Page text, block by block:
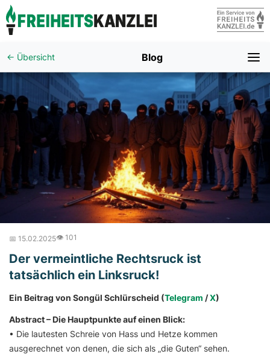
← Übersicht Blog
📅 15.02.2025👁️ 101
Der vermeintliche Rechtsruck ist
tatsächlich ein Linksruck!
Ein Beitrag von Songül Schlürscheid (Telegram /X)
Abstract – Die Hauptpunkte auf einen Blick:
• Die lautesten Schreie von Hass und Hetze kommen
ausgerechnet von denen, die sich als „die Guten“ sehen.